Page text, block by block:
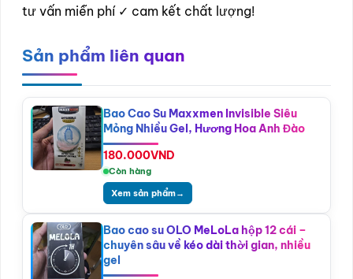
tư vấn miễn phí ✓ cam kết chất lượng!
Sản phẩm liên quan
Bao Cao Su Maxxmen Invisible Siêu
Mỏng Nhiều Gel, Hương Hoa Anh Đào
180.000VND
Còn hàng
Xem sản phẩm→
Bao cao su OLO MeLoLa hộp 12 cái –
chuyên sâu về kéo dài thời gian, nhiều
gel